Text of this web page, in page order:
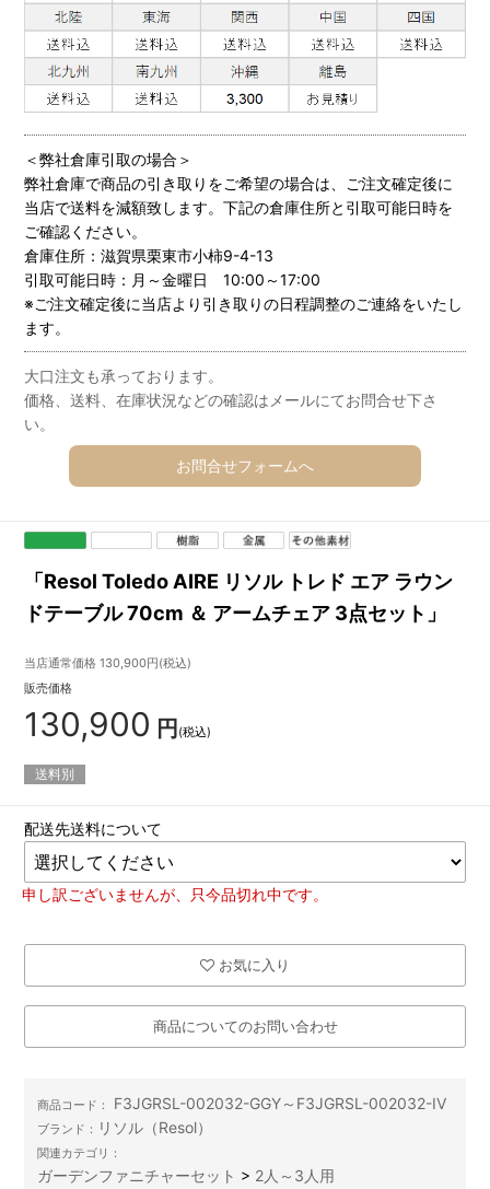
＜弊社倉庫引取の場合＞
弊社倉庫で商品の引き取りをご希望の場合は、ご注文確定後に
当店で送料を減額致します。下記の倉庫住所と引取可能日時を
ご確認ください。
倉庫住所：滋賀県栗東市小柿9-4-13
引取可能日時：月～金曜日 10:00～17:00
※ご注文確定後に当店より引き取りの日程調整のご連絡をいたし
ます。
大口注文も承っております。
価格、送料、在庫状況などの確認はメールにてお問合せ下さ
い。
お問合せフォームへ
「Resol Toledo AIRE リソル トレド エア ラウン
ドテーブル 70cm ＆ アームチェア 3点セット」
当店通常価格 130,900円(税込)
販売価格
130,900 円 (税込)
送料別
配送先送料について
申し訳ございませんが、只今品切れ中です。
お気に入り
商品についてのお問い合わせ
商品コード： F3JGRSL-002032-GGY～F3JGRSL-002032-IV
ブランド： リソル（Resol）
関連カテゴリ：
ガーデンファニチャーセット > 2人～3人用